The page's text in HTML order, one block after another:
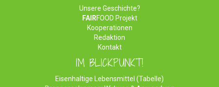
Unsere Geschichte?
FAIRFOOD Projekt
Kooperationen
Redaktion
Kontakt
IM BLICKPUNKT!
Eisenhaltige Lebensmittel (Tabelle)